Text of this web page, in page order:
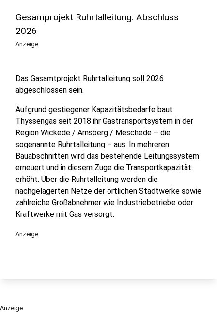
Gesamprojekt Ruhrtalleitung: Abschluss
2026
Anzeige
Das Gasamtprojekt Ruhrtalleitung soll 2026
abgeschlossen sein.
Aufgrund gestiegener Kapazitätsbedarfe baut
Thyssengas seit 2018 ihr Gastransportsystem in der
Region Wickede / Arnsberg / Meschede – die
sogenannte Ruhrtalleitung – aus. In mehreren
Bauabschnitten wird das bestehende Leitungssystem
erneuert und in diesem Zuge die Transportkapazität
erhöht. Über die Ruhrtalleitung werden die
nachgelagerten Netze der örtlichen Stadtwerke sowie
zahlreiche Großabnehmer wie Industriebetriebe oder
Kraftwerke mit Gas versorgt.
Anzeige
Anzeige